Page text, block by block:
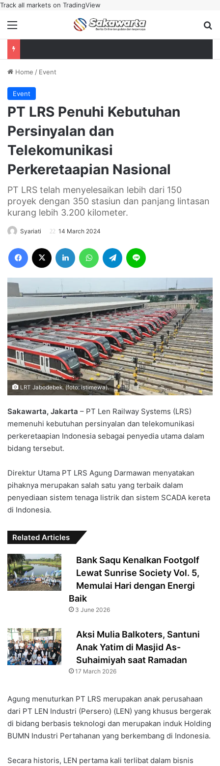
Track all markets on TradingView
Menu
Home / Event
Event
PT LRS Penuhi Kebutuhan
Persinyalan dan
Telekomunikasi
Perkeretaapian Nasional
PT LRS telah menyelesaikan lebih dari 150
proyek dengan 350 stasiun dan panjang lintasan
kurang lebih 3.200 kilometer.
Syariati 14 March 2024
Facebook LinkedIn WhatsAppTelegram
LRT Jabodebek. (foto: istimewa).
Sakawarta, Jakarta – PT Len Railway Systems (LRS)
memenuhi kebutuhan persinyalan dan telekomunikasi
perkeretaapian Indonesia sebagai penyedia utama dalam
bidang tersebut.
Direktur Utama PT LRS Agung Darmawan menyatakan
pihaknya merupakan salah satu yang terbaik dalam
penyediaan sistem tenaga listrik dan sistem SCADA kereta
di Indonesia.
Related Articles
‎Bank Saqu Kenalkan Footgolf
Lewat Sunrise Society Vol. 5,
Memulai Hari dengan Energi
Baik
3 June 2026
Aksi Mulia Balkoters, Santuni
Anak Yatim di Masjid As-
Suhaimiyah saat Ramadan
17 March 2026
Agung menuturkan PT LRS merupakan anak perusahaan
dari PT LEN Industri (Persero) (LEN) yang khusus bergerak
di bidang berbasis teknologi dan merupakan induk Holding
BUMN Industri Pertahanan yang berkembang di Indonesia.
Secara historis, LEN pertama kali terlibat dalam bisnis